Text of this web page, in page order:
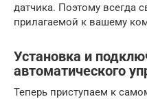
датчика. Поэтому всегда
прилагаемой к вашему
Установка и
автоматического
Теперь приступаем к